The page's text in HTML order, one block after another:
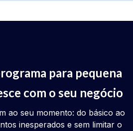
para pequena
com o seu negócio
ao seu momento: do básico ao
inesperados e sem limitar o